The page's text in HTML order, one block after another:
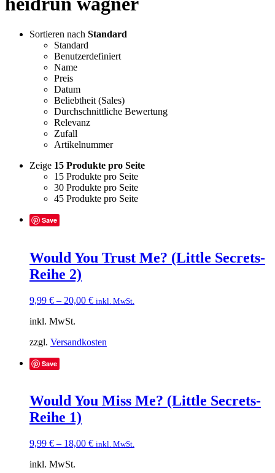
Sortieren nach Standard
Standard
Benutzerdefiniert
Name
Preis
Datum
Beliebtheit (Sales)
Durchschnittliche Bewertung
Relevanz
Zufall
Artikelnummer
Zeige 15 Produkte pro Seite
15 Produkte pro Seite
30 Produkte pro Seite
45 Produkte pro Seite
Save
Would You Trust Me? (Little Secrets-
Reihe 2)
9,99 € – 20,00 € inkl. MwSt.
inkl. MwSt.
zzgl. Versandkosten
Save
Would You Miss Me? (Little Secrets-
Reihe 1)
9,99 € – 18,00 € inkl. MwSt.
inkl. MwSt.